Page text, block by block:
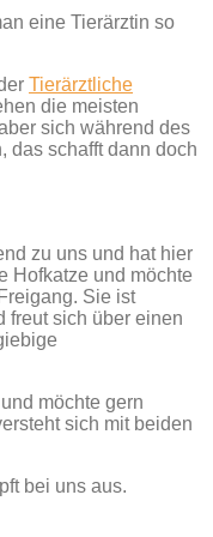
eine Tierärztin so
Tierärztliche
die meisten
sich während des
das schafft dann doch
zu uns und hat hier
Hofkatze und möchte
Sie ist
freut sich über einen
möchte gern
sich mit beiden
bei uns aus.